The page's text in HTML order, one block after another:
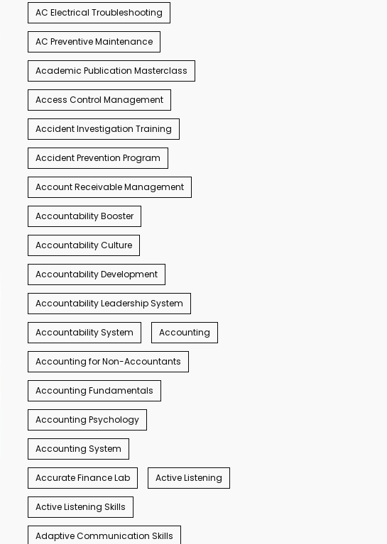
AC Electrical Troubleshooting
AC Preventive Maintenance
Academic Publication Masterclass
Access Control Management
Accident Investigation Training
Accident Prevention Program
Account Receivable Management
Accountability Booster
Accountability Culture
Accountability Development
Accountability Leadership System
Accountability System Accounting
Accounting for Non-Accountants
Accounting Fundamentals
Accounting Psychology
Accounting System
Accurate Finance Lab Active Listening
Active Listening Skills
Adaptive Communication Skills